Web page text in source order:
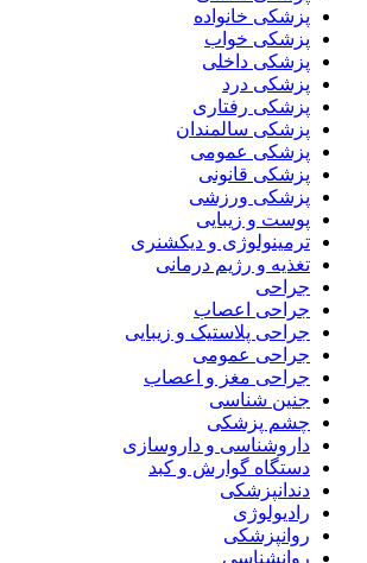
پزشکی خانواده
پزشکی خواب
پزشکی داخلی
پزشکی درد
پزشکی رفتاری
پزشکی سالمندان
پزشکی عمومی
پزشکی قانونی
پزشکی ورزشی
پوست و زیبایی
ترمینولوژی و دیکشنری
تغذیه و رژیم درمانی
جراحی
جراحی اعصاب
جراحی پلاستیک و زیبایی
جراحی عمومی
جراحی مغز و اعصاب
جنین شناسی
چشم پزشکی
داروشناسی و داروسازی
دستگاه گوارش و کبد
دندانپزشکی
رادیولوژی
روانپزشکی
روانشناسی